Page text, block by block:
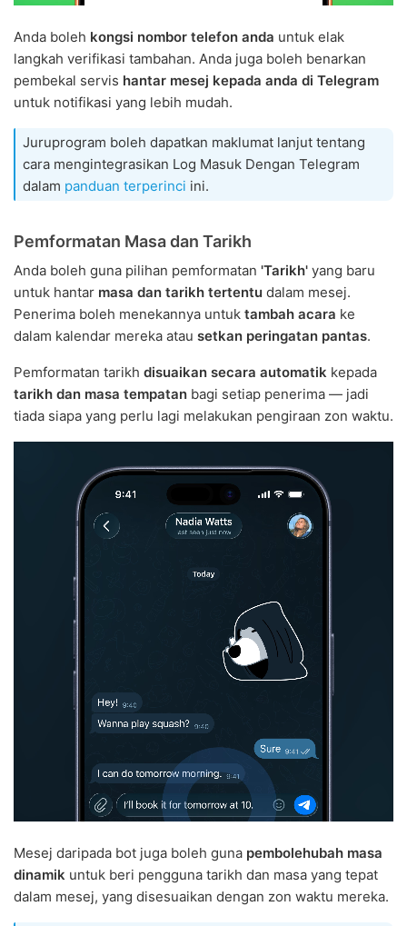
Anda boleh kongsi nombor telefon anda untuk elak
langkah verifikasi tambahan. Anda juga boleh benarkan
pembekal servis hantar mesej kepada anda di Telegram
untuk notifikasi yang lebih mudah.
Juruprogram boleh dapatkan maklumat lanjut tentang
cara mengintegrasikan Log Masuk Dengan Telegram
dalam panduan terperinci ini.
Pemformatan Masa dan Tarikh
Anda boleh guna pilihan pemformatan 'Tarikh' yang baru
untuk hantar masa dan tarikh tertentu dalam mesej.
Penerima boleh menekannya untuk tambah acara ke
dalam kalendar mereka atau setkan peringatan pantas.
Pemformatan tarikh disuaikan secara automatik kepada
tarikh dan masa tempatan bagi setiap penerima — jadi
tiada siapa yang perlu lagi melakukan pengiraan zon waktu.
Mesej daripada bot juga boleh guna pembolehubah masa
dinamik untuk beri pengguna tarikh dan masa yang tepat
dalam mesej, yang disesuaikan dengan zon waktu mereka.